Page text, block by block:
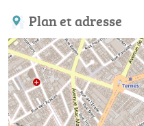
Plan et adresse